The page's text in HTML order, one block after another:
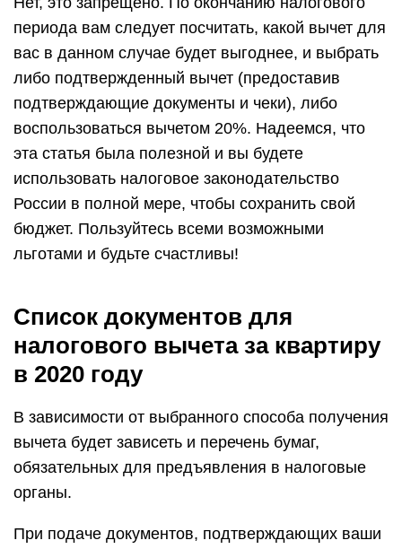
периода вам следует посчитать, какой вычет для
вас в данном случае будет выгоднее, и выбрать
либо подтвержденный вычет (предоставив
подтверждающие документы и чеки), либо
воспользоваться вычетом 20%. Надеемся, что
эта статья была полезной и вы будете
использовать налоговое законодательство
России в полной мере, чтобы сохранить свой
бюджет. Пользуйтесь всеми возможными
льготами и будьте счастливы!
Список документов для
налогового вычета за квартиру
в 2020 году
В зависимости от выбранного способа получения
вычета будет зависеть и перечень бумаг,
обязательных для предъявления в налоговые
органы.
При подаче документов, подтверждающих ваши